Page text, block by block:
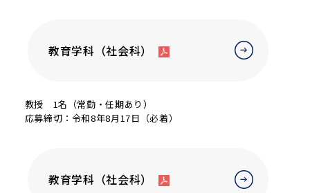
教育学科（社会科）
教授 1名（常勤・任期あり）
応募締切：令和8年8月17日（必着）
教育学科（社会科）